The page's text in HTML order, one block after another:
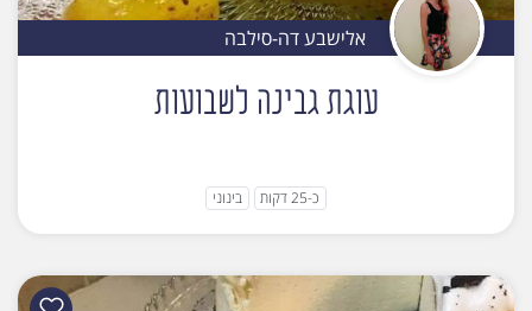
אלישבע דה-סילבה
עוגת גבינה לשבועות
כ-25 דקות בינוני